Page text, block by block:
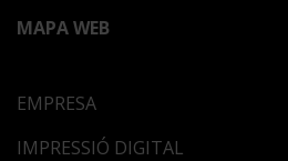
MAPA WEB
EMPRESA
IMPRESSIÓ DIGITAL